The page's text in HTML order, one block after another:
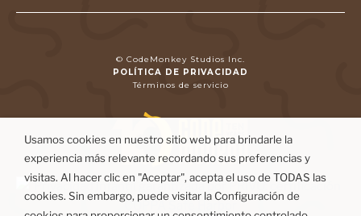
© CodeMonkey Studios Inc.
POLÍTICA DE PRIVACIDAD
Términos de servicio
Usamos cookies en nuestro sitio web para brindarle la
experiencia más relevante recordando sus preferencias y
visitas. Al hacer clic en "Aceptar", acepta el uso de TODAS las
cookies. Sin embargo, puede visitar la Configuración de